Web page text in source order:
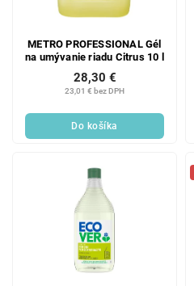
METRO PROFESSIONAL Gél
na umývanie riadu Citrus 10 l
23,01 € bez DPH
28,30 €
Do košíka